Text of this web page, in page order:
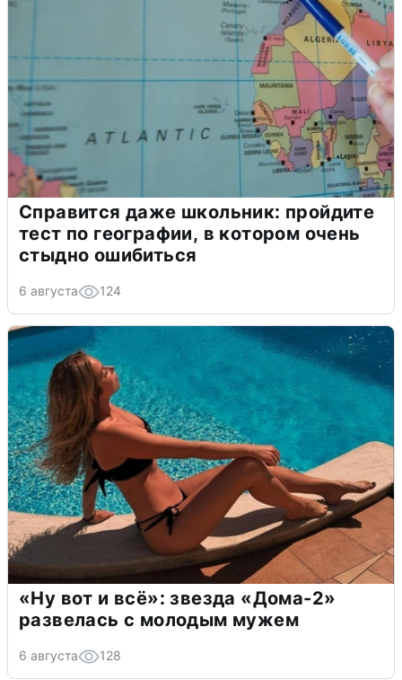
Справится даже школьник: пройдите
тест по географии, в котором очень
стыдно ошибиться
6 августа 124
«Ну вот и всё»: звезда «Дома-2»
развелась с молодым мужем
6 августа 128